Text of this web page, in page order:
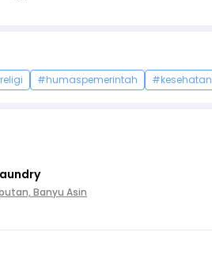
#humaspemerintah #kesehatan
Banyu Asin